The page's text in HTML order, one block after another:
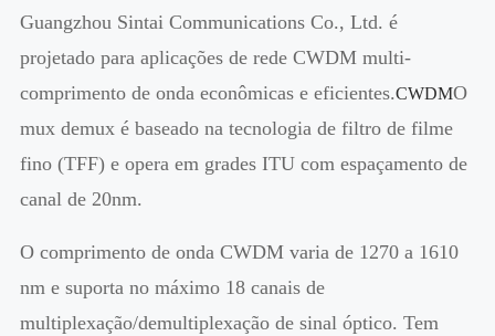
Guangzhou Sintai Communications Co., Ltd. é
projetado para aplicações de rede CWDM multi-
comprimento de onda econômicas e eficientes.CWDMO
mux demux é baseado na tecnologia de filtro de filme
fino (TFF) e opera em grades ITU com espaçamento de
canal de 20nm.
O comprimento de onda CWDM varia de 1270 a 1610
nm e suporta no máximo 18 canais de
multiplexação/demultiplexação de sinal óptico. Tem